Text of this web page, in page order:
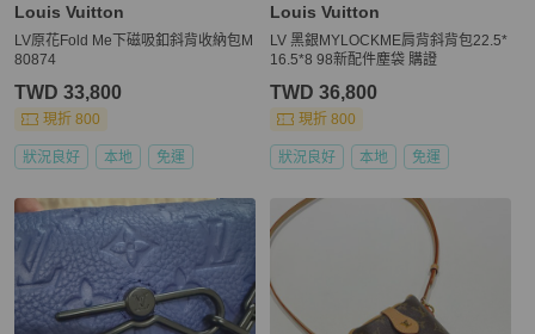
Louis Vuitton
LV原花Fold Me下磁吸釦斜背收納包M
80874
TWD 33,800
現折 800
狀況良好 本地 免運
Louis Vuitton
LV 黑銀MYLOCKME肩背斜背包22.5*
16.5*8 98新配件塵袋 購證
TWD 36,800
現折 800
狀況良好 本地 免運